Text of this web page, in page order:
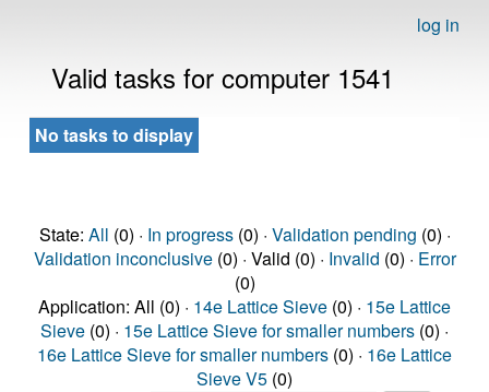
log in
Valid tasks for computer 1541
No tasks to display
State: All (0) · In progress(0) · Validation pending (0) ·
Validation inconclusive(0) · Valid (0) · Invalid (0) · Error
(0)
Application: All (0) · 14e Lattice Sieve (0) · 15e Lattice
Sieve (0) · 15e Lattice Sieve for smaller numbers (0) ·
16e Lattice Sieve for smaller numbers (0) · 16e Lattice
Sieve V5 (0)